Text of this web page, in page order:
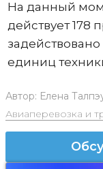
На данный
действует
единиц
Автор: Елена
Авиаперевозка и